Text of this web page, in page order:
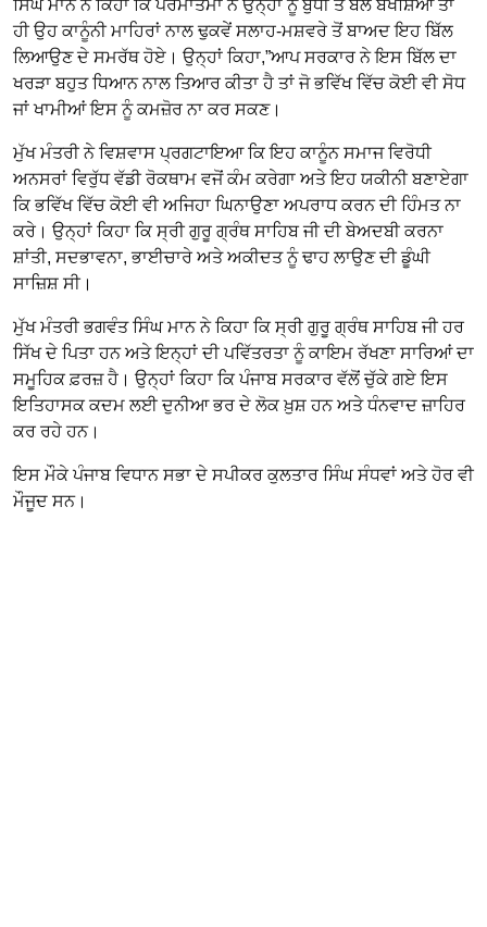
ਸਿੰਘ ਮਾਨ ਨੇ ਕਿਹਾ ਕਿ ਪਰਮਾਤਮਾ ਨੇ ਉਨ੍ਹਾਂ ਨੂੰ ਬੁੱਧੀ ਤੇ ਬਲ ਬਖਸ਼ਿਆ ਤਾਂ
ਹੀ ਉਹ ਕਾਨੂੰਨੀ ਮਾਹਿਰਾਂ ਨਾਲ ਢੁਕਵੇਂ ਸਲਾਹ-ਮਸ਼ਵਰੇ ਤੋਂ ਬਾਅਦ ਇਹ ਬਿੱਲ
ਲਿਆਉਣ ਦੇ ਸਮਰੱਥ ਹੋਏ। ਉਨ੍ਹਾਂ ਕਿਹਾ,”ਆਪ ਸਰਕਾਰ ਨੇ ਇਸ ਬਿੱਲ ਦਾ
ਖਰੜਾ ਬਹੁਤ ਧਿਆਨ ਨਾਲ ਤਿਆਰ ਕੀਤਾ ਹੈ ਤਾਂ ਜੋ ਭਵਿੱਖ ਵਿੱਚ ਕੋਈ ਵੀ ਸੋਧ
ਜਾਂ ਖਾਮੀਆਂ ਇਸ ਨੂੰ ਕਮਜ਼ੋਰ ਨਾ ਕਰ ਸਕਣ।
ਮੁੱਖ ਮੰਤਰੀ ਨੇ ਵਿਸ਼ਵਾਸ ਪ੍ਰਗਟਾਇਆ ਕਿ ਇਹ ਕਾਨੂੰਨ ਸਮਾਜ ਵਿਰੋਧੀ
ਅਨਸਰਾਂ ਵਿਰੁੱਧ ਵੱਡੀ ਰੋਕਥਾਮ ਵਜੋਂ ਕੰਮ ਕਰੇਗਾ ਅਤੇ ਇਹ ਯਕੀਨੀ ਬਣਾਏਗਾ
ਕਿ ਭਵਿੱਖ ਵਿੱਚ ਕੋਈ ਵੀ ਅਜਿਹਾ ਘਿਨਾਉਣਾ ਅਪਰਾਧ ਕਰਨ ਦੀ ਹਿੰਮਤ ਨਾ
ਕਰੇ। ਉਨ੍ਹਾਂ ਕਿਹਾ ਕਿ ਸ੍ਰੀ ਗੁਰੂ ਗ੍ਰੰਥ ਸਾਹਿਬ ਜੀ ਦੀ ਬੇਅਦਬੀ ਕਰਨਾ
ਸ਼ਾਂਤੀ, ਸਦਭਾਵਨਾ, ਭਾਈਚਾਰੇ ਅਤੇ ਅਕੀਦਤ ਨੂੰ ਢਾਹ ਲਾਉਣ ਦੀ ਡੂੰਘੀ
ਸਾਜ਼ਿਸ਼ ਸੀ।
ਮੁੱਖ ਮੰਤਰੀ ਭਗਵੰਤ ਸਿੰਘ ਮਾਨ ਨੇ ਕਿਹਾ ਕਿ ਸ੍ਰੀ ਗੁਰੂ ਗ੍ਰੰਥ ਸਾਹਿਬ ਜੀ ਹਰ
ਸਿੱਖ ਦੇ ਪਿਤਾ ਹਨ ਅਤੇ ਇਨ੍ਹਾਂ ਦੀ ਪਵਿੱਤਰਤਾ ਨੂੰ ਕਾਇਮ ਰੱਖਣਾ ਸਾਰਿਆਂ ਦਾ
ਸਮੂਹਿਕ ਫ਼ਰਜ਼ ਹੈ। ਉਨ੍ਹਾਂ ਕਿਹਾ ਕਿ ਪੰਜਾਬ ਸਰਕਾਰ ਵੱਲੋਂ ਚੁੱਕੇ ਗਏ ਇਸ
ਇਤਿਹਾਸਕ ਕਦਮ ਲਈ ਦੁਨੀਆ ਭਰ ਦੇ ਲੋਕ ਖ਼ੁਸ਼ ਹਨ ਅਤੇ ਧੰਨਵਾਦ ਜ਼ਾਹਿਰ
ਕਰ ਰਹੇ ਹਨ।
ਇਸ ਮੌਕੇ ਪੰਜਾਬ ਵਿਧਾਨ ਸਭਾ ਦੇ ਸਪੀਕਰ ਕੁਲਤਾਰ ਸਿੰਘ ਸੰਧਵਾਂ ਅਤੇ ਹੋਰ ਵੀ
ਮੌਜੂਦ ਸਨ।